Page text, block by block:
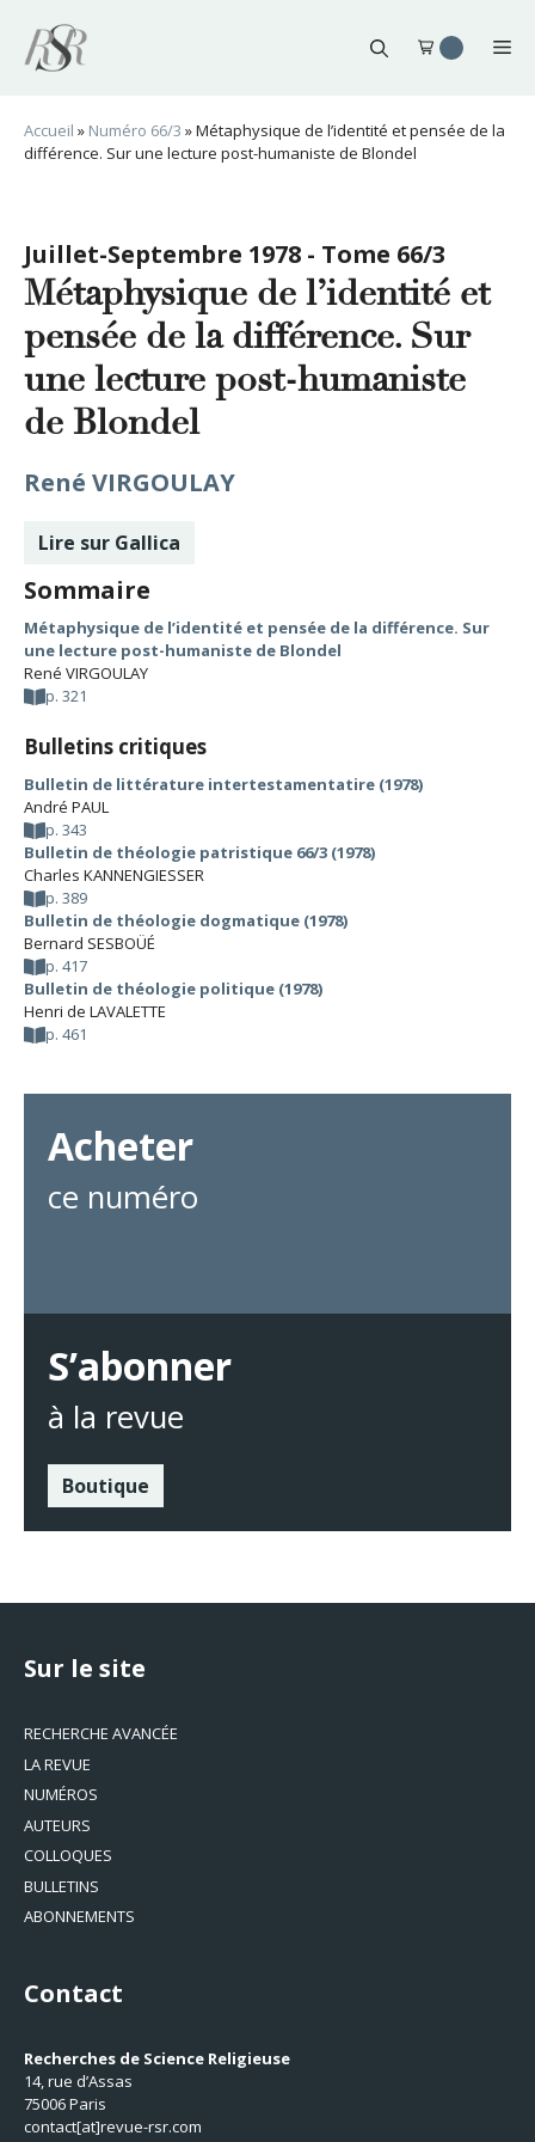
contenu
Accueil » Numéro 66/3 »Métaphysique de l’identité et pensée de la
différence. Sur une lecture post-humaniste de Blondel
Juillet-Septembre 1978 - Tome 66/3
Métaphysique de l’identité et
pensée de la différence. Sur
une lecture post-humaniste
de Blondel
René VIRGOULAY
Lire sur Gallica
Sommaire
Métaphysique de l’identité et pensée de la différence. Sur
une lecture post-humaniste de Blondel
René VIRGOULAY
p. 321
Bulletins critiques
Bulletin de littérature intertestamentatire (1978)
André PAUL
p. 343
Bulletin de théologie patristique 66/3 (1978)
Charles KANNENGIESSER
p. 389
Bulletin de théologie dogmatique (1978)
Bernard SESBOÜÉ
p. 417
Bulletin de théologie politique (1978)
Henri de LAVALETTE
p. 461
Acheter
ce numéro
S’abonner
à la revue
Boutique
Sur le site
RECHERCHE AVANCÉE
LA REVUE
NUMÉROS
AUTEURS
COLLOQUES
BULLETINS
ABONNEMENTS
Contact
Recherches de Science Religieuse
14, rue d’Assas
75006 Paris
contact[at]revue-rsr.com